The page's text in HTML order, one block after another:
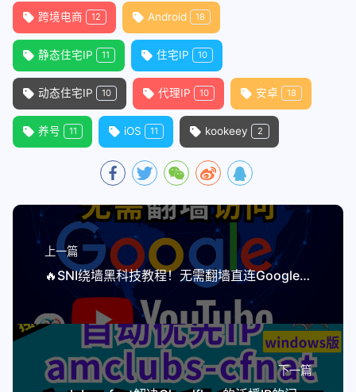
跨境电商 12 Android 18
静态住宅IP 11 住宅IP 10
动态住宅IP 10 代理IP 10 安卓 18
养号 11 iOS 11 kookeey 2
上一篇
🔥SNI绕墙黑科技教程！无需翻墙直连Google/YouTube｜永久免费无限流量！防失联神器！
下一篇